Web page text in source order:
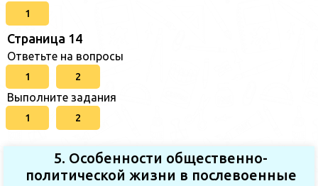
1
Страница 14
Ответьте на вопросы
1 2
Выполните задания
1 2
5. Особенности общественно-
политической жизни в послевоенные